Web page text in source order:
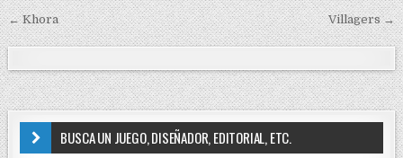
i
n
N
a
v
e
← Khora Villagers →
BUSCA UN JUEGO, DISEÑADOR, EDITORIAL, ETC.